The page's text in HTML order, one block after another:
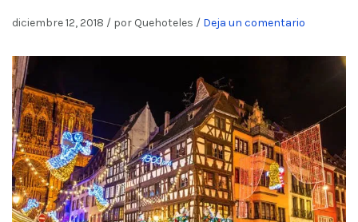
diciembre 12, 2018 / por Quehoteles / Deja un comentario